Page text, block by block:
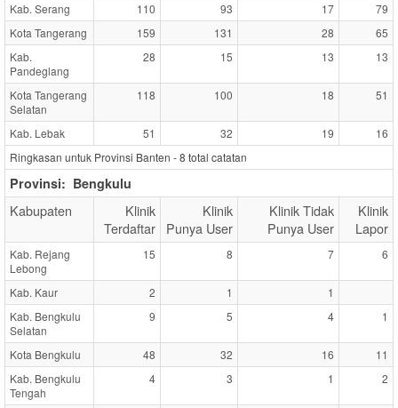
Kab. Serang
110 93 17
79
Kota Tangerang
159 131 28
65
Kab.
Pandeglang
28 15 13 13
Kota Tangerang
Selatan
118 100 18 51
Kab. Lebak 51 32 19
16
Ringkasan untuk Provinsi Banten -8 total catatan
Provinsi: Bengkulu
Kabupaten
Klinik
Terdaftar
Klinik
Punya User
Klinik Tidak
Punya User
Klinik
Lapor
Kab. Rejang
Lebong
15 8 7 6
Kab. Kaur 2 1
1
Kab. Bengkulu
Selatan
9 5 4 1
Kota Bengkulu 48 32 16
11
Kab. Bengkulu
Tengah
4 3 1 2